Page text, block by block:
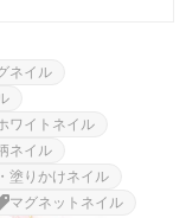
ネイル
ワイトネイル
ネイル
塗りかけネイル
マグネットネイル